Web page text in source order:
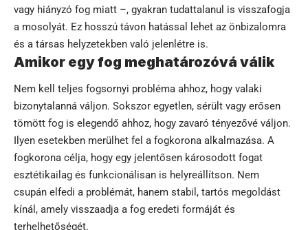
vagy hiányzó fog miatt –, gyakran tudattalanul is visszafogja
a mosolyát. Ez hosszú távon hatással lehet az önbizalomra
és a társas helyzetekben való jelenlétre is.
Amikor egy fog meghatározóvá válik
Nem kell teljes fogsornyi probléma ahhoz, hogy valaki
bizonytalanná váljon. Sokszor egyetlen, sérült vagy erősen
tömött fog is elegendő ahhoz, hogy zavaró tényezővé váljon.
Ilyen esetekben merülhet fel a fogkorona alkalmazása. A
fogkorona célja, hogy egy jelentősen károsodott fogat
esztétikailag és funkcionálisan is helyreállítson. Nem
csupán elfedi a problémát, hanem stabil, tartós megoldást
kínál, amely visszaadja a fog eredeti formáját és
terhelhetőségét.